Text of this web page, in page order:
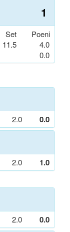
1
Set
Poeni
11.5
4.0
0.0
2.0 0.0
2.0 1.0
2.0 0.0